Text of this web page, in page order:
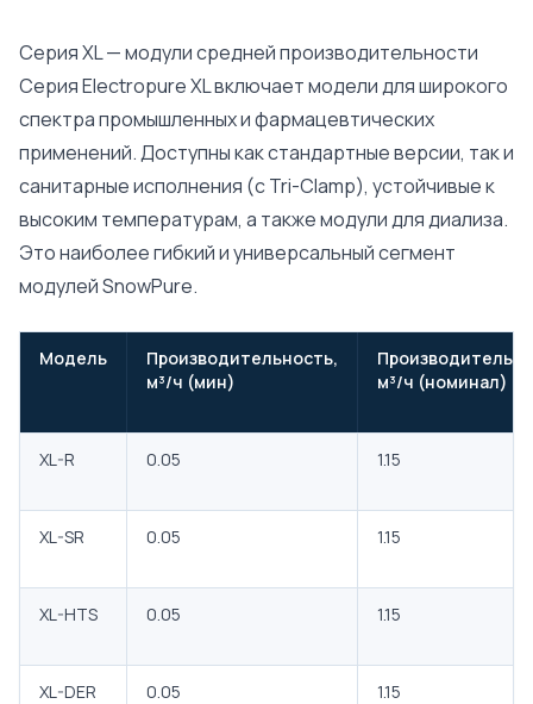
Серия XL — модули средней производительности
Серия Electropure XL включает модели для широкого
спектра промышленных и фармацевтических
применений. Доступны как стандартные версии, так и
санитарные исполнения (с Tri-Clamp), устойчивые к
высоким температурам, а также модули для диализа.
Это наиболее гибкий и универсальный сегмент
модулей SnowPure.
Модель
Производительность,
м³/ч (мин)
м³/ч (номинал)
XL-R 0.05 1.15
XL-SR 0.05 1.15
XL-HTS 0.05 1.15
XL-DER 0.05 1.15